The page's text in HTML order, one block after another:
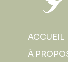
ACCUEIL
À